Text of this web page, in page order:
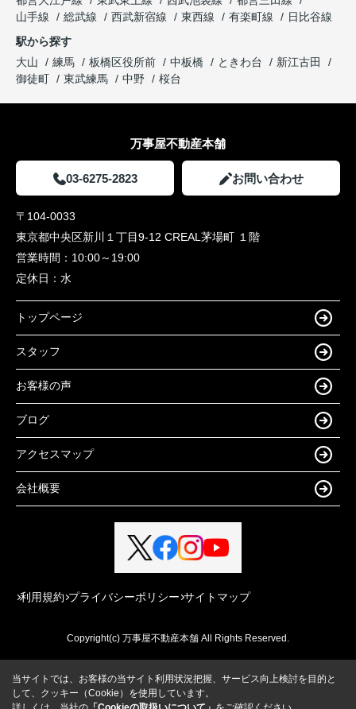
山手線
総武線 西武新宿線 東西線 有楽町線
日比谷線
駅から探す
大山
練馬 板橋区役所前 中板橋 ときわ台
新江古田
御徒町
東武練馬 中野 桜台
万事屋不動産本舗
03-6275-2823 お問い合わせ
〒104-0033
東京都中央区新川１丁目9-12 CREAL茅場町 １階
営業時間： 10:00～19:00
定休日： 水
トップページ
スタッフ
お客様の声
ブログ
アクセスマップ
会社概要
利用規約 プライバシーポリシー サイトマップ
Copyright(c) 万事屋不動産本舗 All Rights Reserved.
当サイトでは、お客様の当サイト利用状況把握、サービス向上検討を目的と
して、クッキー（Cookie）を使用しています。